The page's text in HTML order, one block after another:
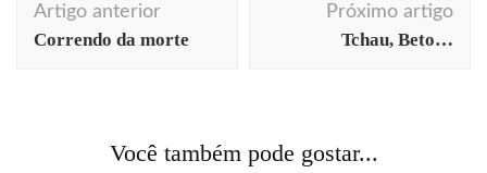
de
Artigo anterior
Correndo da morte
Próximo artigo
Tchau, Beto…
Você também pode gostar...
Aula de anatomia. Só que ao contrário.
viagens